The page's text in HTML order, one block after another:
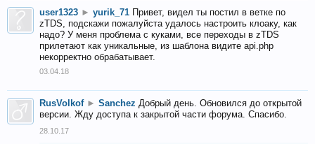
user1323 ► yurik_71 Привет, видел ты постил в ветке по
zTDS, подскажи пожалуйста удалось настроить клоаку, как
надо? У меня проблема с куками, все переходы в zTDS
прилетают как уникальные, из шаблона видите api.php
некорректно обрабатывает.
03.04.18
RusVolkof ► Sanchez Добрый день. Обновился до открытой
версии. Жду доступа к закрытой части форума. Спасибо.
28.10.17